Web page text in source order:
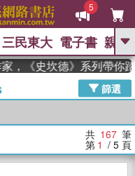
5
GO
圭吾 高希均教授回憶錄
、 父親節 、 如果歷
錄 、 方念華 、 台灣的李
數學女孩：黎曼猜想 、
神經
三民東大 電子書 親子
坎德》系列帶你踏上熱血
篩選
共 167 筆
第 1 / 5 頁